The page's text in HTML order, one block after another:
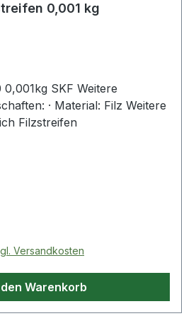
0,001 kg
SKF Weitere
· Material: Filz Weitere
Produkte im Bereich Filzstreifen
Versandkosten
Warenkorb